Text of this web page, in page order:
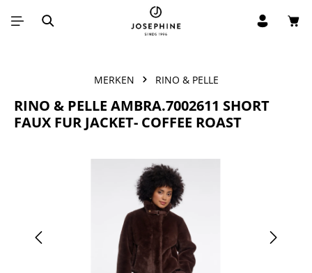
Ga naar de hoofdinhoud
MERKEN RINO & PELLE
RINO & PELLE AMBRA.7002611 SHORT
FAUX FUR JACKET- COFFEE ROAST